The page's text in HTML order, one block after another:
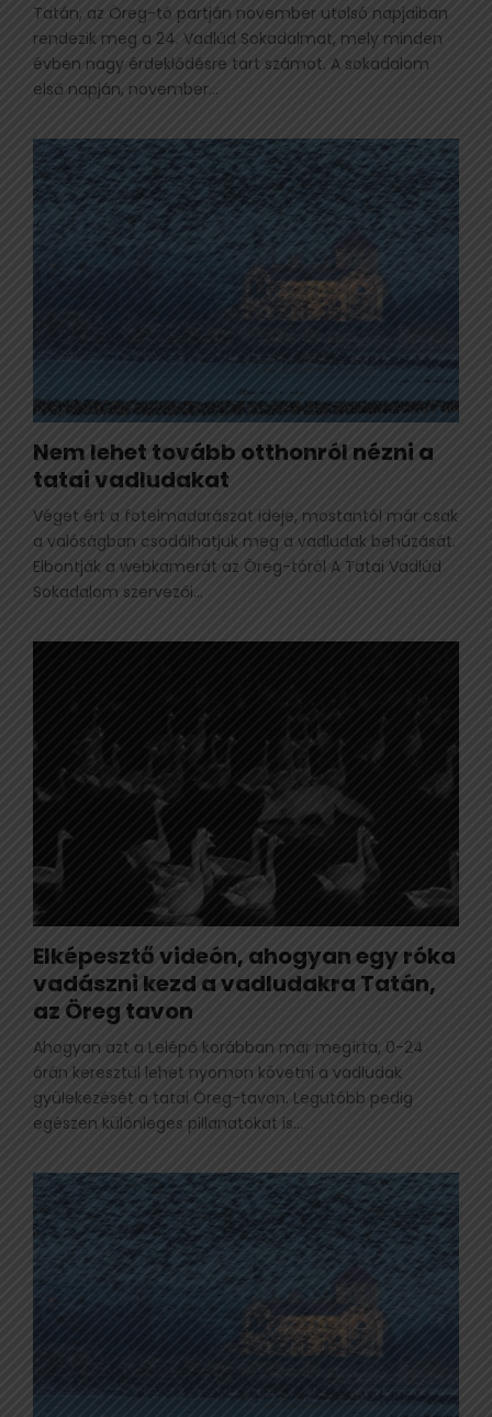
Tatán, az Öreg-tó partján november utolsó napjaiban
rendezik meg a 24. Vadlúd Sokadalmat, mely minden
évben nagy érdeklődésre tart számot. A sokadalom
első napján, november...
Nem lehet tovább otthonról nézni a
tatai vadludakat
Véget ért a fotelmadarászat ideje, mostantól már csak
a valóságban csodálhatjuk meg a vadludak behúzását.
Elbontják a webkamerát az Öreg-tóról A Tatai Vadlúd
Sokadalom szervezői...
Elképesztő videón, ahogyan egy róka
vadászni kezd a vadludakra Tatán,
az Öreg tavon
Ahogyan azt a Lelépő korábban már megírta, 0-24
órán keresztül lehet nyomon követni a vadludak
gyülekezését a tatai Öreg-tavon. Legutóbb pedig
egészen különleges pillanatokat is...